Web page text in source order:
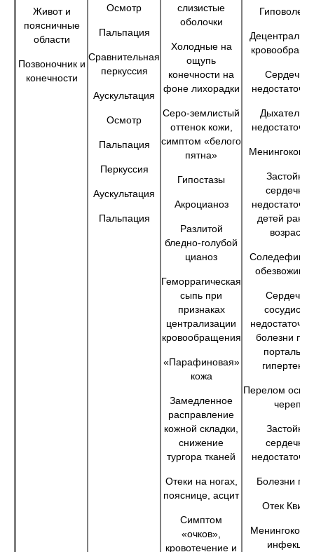
Живот и
поясничные
области
Позвоночник и
конечности
Осмотр
Пальпация
Сравнительная
перкуссия
Аускультация
Осмотр
Пальпация
Перкуссия
Аускультация
Пальпация
слизистые
оболочки
Холодные на
ощупь
конечности на
фоне лихорадки
Серо-землистый
оттенок кожи,
симптом «белого
пятна»
Гипостазы
Акроцианоз
Разлитой
бледно-голубой
цианоз
Геморрагическая
сыпь при
признаках
централизации
кровообращения
«Парафиновая»
кожа
Замедленное
расправление
кожной складки,
снижение
тургора тканей
Отеки на ногах,
пояснице, асцит
Симптом
«очков»,
кровотечение и
Застойная
сердечная
детей
возраста
Сердечно-
болезни
Перелом
черепа
Застойная
сердечная
Болезни
Отек
инфекция